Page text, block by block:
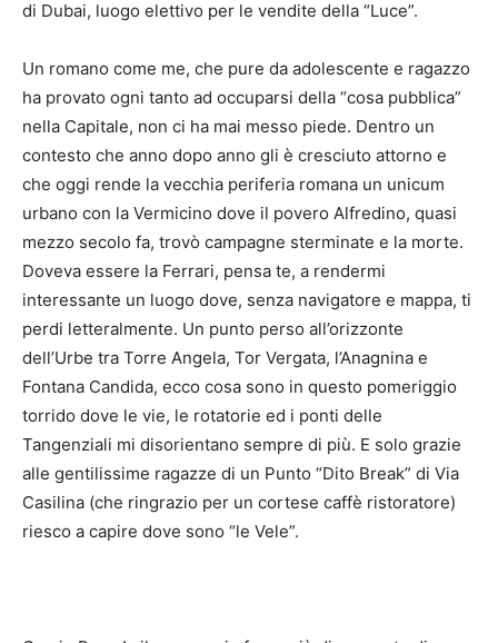
di Dubai, luogo elettivo per le vendite della “Luce”.
Un romano come me, che pure da adolescente e ragazzo
ha provato ogni tanto ad occuparsi della “cosa pubblica”
nella Capitale, non ci ha mai messo piede. Dentro un
contesto che anno dopo anno gli è cresciuto attorno e
che oggi rende la vecchia periferia romana un unicum
urbano con la Vermicino dove il povero Alfredino, quasi
mezzo secolo fa, trovò campagne sterminate e la morte.
Doveva essere la Ferrari, pensa te, a rendermi
interessante un luogo dove, senza navigatore e mappa, ti
perdi letteralmente. Un punto perso all’orizzonte
dell’Urbe tra Torre Angela, Tor Vergata, l’Anagnina e
Fontana Candida, ecco cosa sono in questo pomeriggio
torrido dove le vie, le rotatorie ed i ponti delle
Tangenziali mi disorientano sempre di più. E solo grazie
alle gentilissime ragazze di un Punto “Dito Break” di Via
Casilina (che ringrazio per un cortese caffè ristoratore)
riesco a capire dove sono “le Vele”.